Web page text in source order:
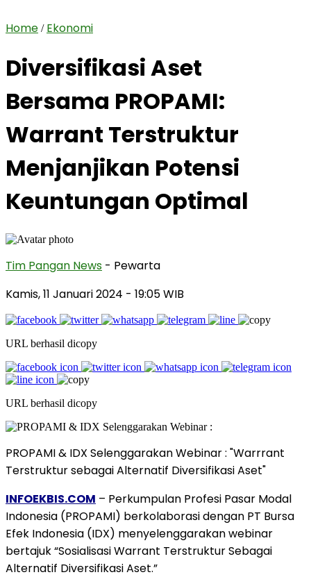
Home / Ekonomi
Diversifikasi Aset
Bersama PROPAMI:
Warrant Terstruktur
Menjanjikan Potensi
Keuntungan Optimal
Tim Pangan News - Pewarta
Kamis, 11 Januari 2024 - 19:05 WIB
URL berhasil dicopy
URL berhasil dicopy
PROPAMI & IDX Selenggarakan Webinar : "Warrrant
Terstruktur sebagai Alternatif Diversifikasi Aset"
INFOEKBIS.COM – Perkumpulan Profesi Pasar Modal
Indonesia (PROPAMI) berkolaborasi dengan PT Bursa
Efek Indonesia (IDX) menyelenggarakan webinar
bertajuk “Sosialisasi Warrant Terstruktur Sebagai
Alternatif Diversifikasi Aset.”